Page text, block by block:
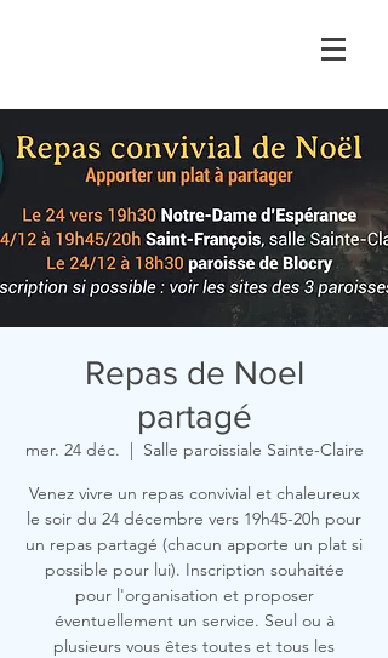
Repas de Noel
partagé
mer. 24 déc.
  |
Salle paroissiale Sainte-Claire
Venez vivre un repas convivial et chaleureux
le soir du 24 décembre vers 19h45-20h pour
un repas partagé (chacun apporte un plat si
possible pour lui). Inscription souhaitée
pour l'organisation et proposer
éventuellement un service. Seul ou à
plusieurs vous êtes toutes et tous les